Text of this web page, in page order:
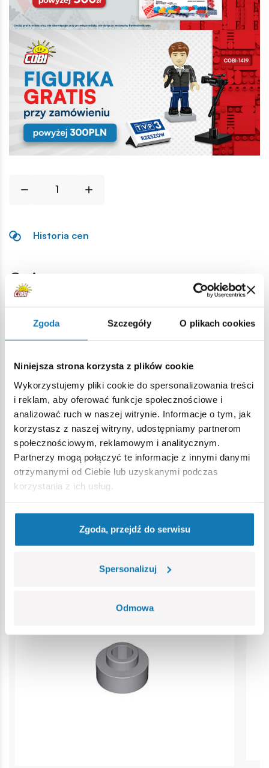
Zgoda Szczegóły O plikach cookies
Niniejsza strona korzysta z plików cookie
Wykorzystujemy pliki cookie do spersonalizowania treści
i reklam, aby oferować funkcje społecznościowe i
analizować ruch w naszej witrynie. Informacje o tym, jak
korzystasz z naszej witryny, udostępniamy partnerom
społecznościowym, reklamowym i analitycznym.
Partnerzy mogą połączyć te informacje z innymi danymi
otrzymanymi od Ciebie lub uzyskanymi podczas
korzystania z ich usług.
Zgoda, przejdź do serwisu
Spersonalizuj
Odmowa
Historia cen
Opis
Ostrzeżenie
Nieodpowiednie dla dzieci w wieku poniżej 3 lat. Zawiera
małe części, które mogą zostać połknięte lub wchłonięte
(ryzyko zadławienia). Zalecamy zachowanie opakowania w
celach informacyjnych. Zachowuje się prawo do zmiany
kolorów i szczegółów technicznych.
Bestsellery w kategorii